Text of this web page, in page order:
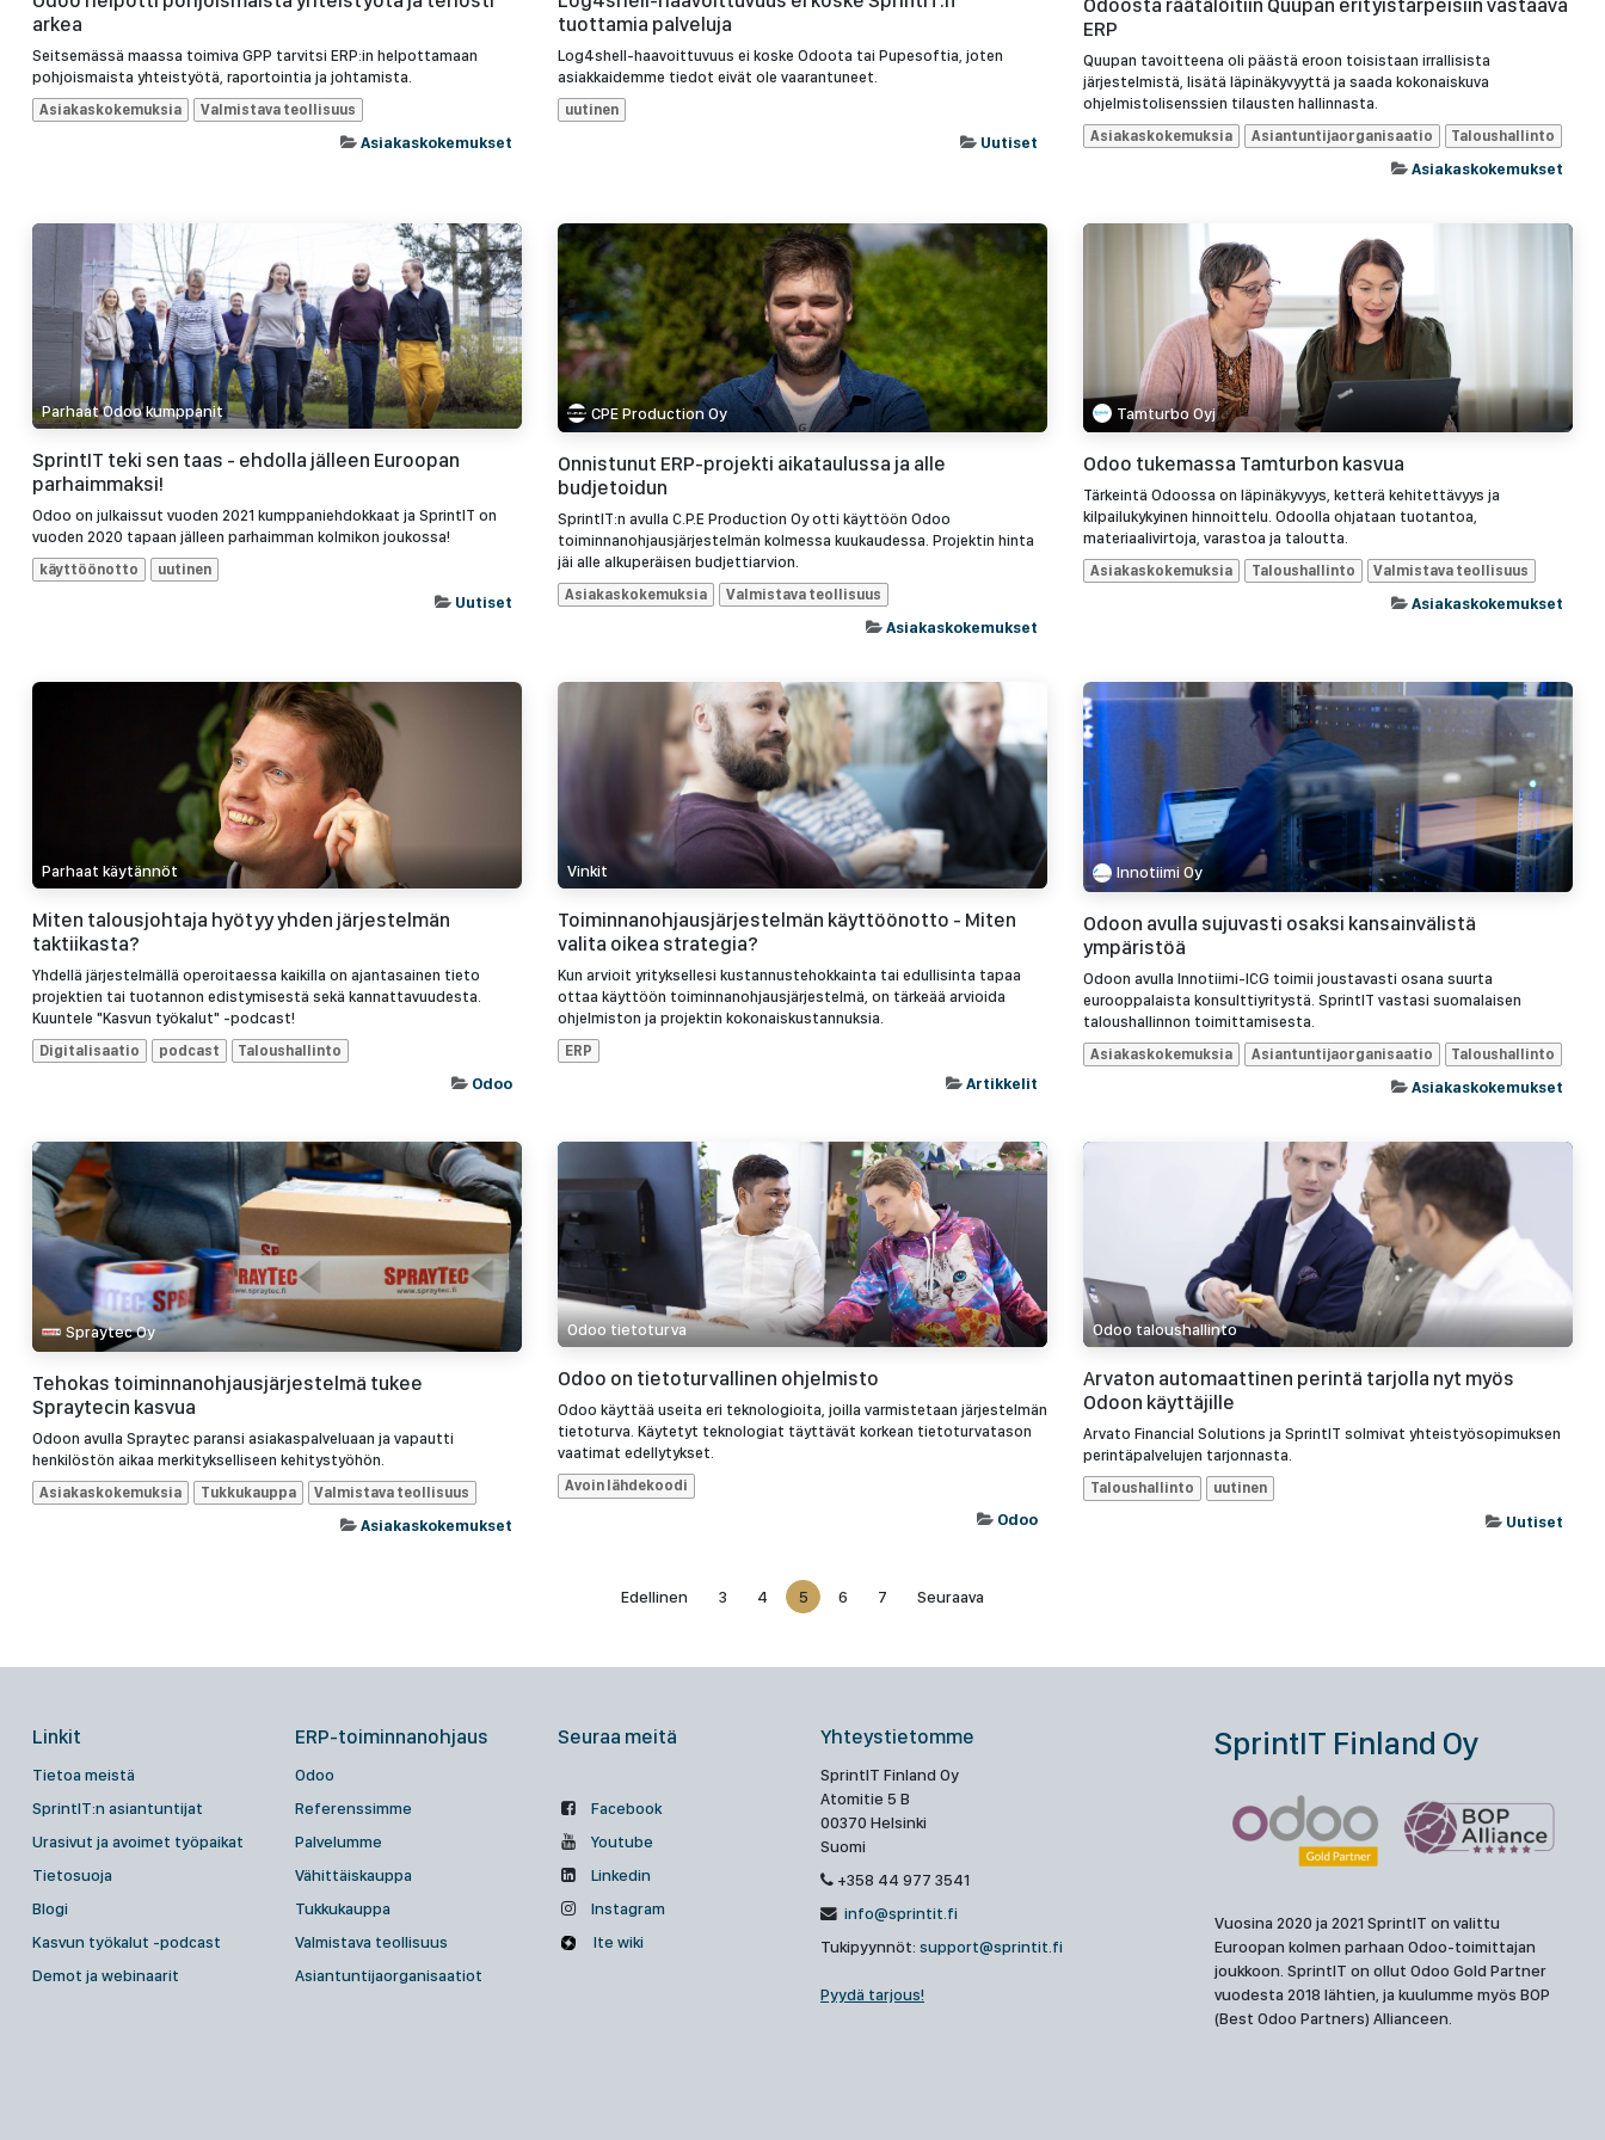
arkea
Seitsemässä maassa toimiva GPP tarvitsi ERP:in helpottamaan
pohjoismaista yhteistyötä, raportointia ja johtamista.
Asiakaskokemuksia
Valmistava teollisuus
Asiakaskokemukset
tuottamia palveluja
Log4shell-haavoittuvuus ei koske Odoota tai Pupesoftia, joten
asiakkaidemme tiedot eivät ole vaarantuneet.
uutinen
Uutiset
ERP
Quupan tavoitteena oli päästä eroon toisistaan irrallisista
järjestelmistä, lisätä läpinäkyvyyttä ja saada kokonaiskuva
ohjelmistolisenssien tilausten hallinnasta.
Asiakaskokemuksia
Asiantuntijaorganisaatio Taloushallinto
Asiakaskokemukset
Parhaat Odoo kumppanit
SprintIT teki sen taas - ehdolla jälleen Euroopan
parhaimmaksi!
Odoo on julkaissut vuoden 2021 kumppaniehdokkaat ja SprintIT on
vuoden 2020 tapaan jälleen parhaimman kolmikon joukossa!
käyttöönotto
uutinen
Uutiset
CPE Production Oy
Onnistunut ERP-projekti aikataulussa ja alle
budjetoidun
SprintIT:n avulla C.P.E Production Oy otti käyttöön Odoo
toiminnanohjausjärjestelmän kolmessa kuukaudessa. Projektin hinta
jäi alle alkuperäisen budjettiarvion.
Asiakaskokemuksia
Valmistava teollisuus
Asiakaskokemukset
Tamturbo Oyj
Odoo tukemassa Tamturbon kasvua
Tärkeintä Odoossa on läpinäkyvyys, ketterä kehitettävyys ja
kilpailukykyinen hinnoittelu. Odoolla ohjataan tuotantoa,
materiaalivirtoja, varastoa ja taloutta.
Asiakaskokemuksia
Taloushallinto Valmistava teollisuus
Asiakaskokemukset
Parhaat käytännöt
Miten talousjohtaja hyötyy yhden järjestelmän
taktiikasta?
Yhdellä järjestelmällä operoitaessa kaikilla on ajantasainen tieto
projektien tai tuotannon edistymisestä sekä kannattavuudesta.
Kuuntele "Kasvun työkalut" -podcast!
Digitalisaatio
podcast Taloushallinto
Odoo
Vinkit
Toiminnanohjausjärjestelmän käyttöönotto - Miten
valita oikea strategia?
Kun arvioit yrityksellesi kustannustehokkainta tai edullisinta tapaa
ottaa käyttöön toiminnanohjausjärjestelmä, on tärkeää arvioida
ohjelmiston ja projektin kokonaiskustannuksia.
ERP
Artikkelit
Innotiimi Oy
Odoon avulla sujuvasti osaksi kansainvälistä
ympäristöä
Odoon avulla Innotiimi-ICG toimii joustavasti osana suurta
eurooppalaista konsulttiyritystä. SprintIT vastasi suomalaisen
taloushallinnon toimittamisesta.
Asiakaskokemuksia
Asiantuntijaorganisaatio Taloushallinto
Asiakaskokemukset
Spraytec Oy
Tehokas toiminnanohjausjärjestelmä tukee
Spraytecin kasvua
Odoon avulla Spraytec paransi asiakaspalveluaan ja vapautti
henkilöstön aikaa merkitykselliseen kehitystyöhön.
Asiakaskokemuksia
Tukkukauppa Valmistava teollisuus
Asiakaskokemukset
Odoo tietoturva
Odoo on tietoturvallinen ohjelmisto
Odoo käyttää useita eri teknologioita, joilla varmistetaan järjestelmän
tietoturva. Käytetyt teknologiat täyttävät korkean tietoturvatason
vaatimat edellytykset.
Avoin lähdekoodi
Odoo
Odoo taloushallinto
Arvaton automaattinen perintä tarjolla nyt myös
Odoon käyttäjille
Arvato Financial Solutions ja SprintIT solmivat yhteistyösopimuksen
perintäpalvelujen tarjonnasta.
Taloushallinto
uutinen
Uutiset
Edellinen 3 4 5 6 7 Seuraava
Linkit
Tietoa meistä
SprintIT:n asiantuntijat
Urasivut ja avoimet työpaikat
Tietosuoja
Blogi
Kasvun työkalut -podcast
Demot ja webinaarit
ERP-toiminnanohjaus
Odoo
Referenssimme
Palvelumme
Vähittäiskauppa
Tukkukauppa
Valmistava teollisuus
Asiantuntijaorganisaatiot
Seuraa meitä
Facebook
Youtube
Linkedin
Instagram
Ite wiki
Yhteystietomme
SprintIT Finland Oy
Atomitie 5 B
00370 Helsinki
Suomi
+358 44 977 3541
info@sprintit.fi
Tukipyynnöt: support@sprintit.fi
Pyydä tarjous!
SprintIT Finland Oy
Vuosina 2020 ja 2021 SprintIT on valittu
Euroopan kolmen parhaan Odoo-toimittajan
joukkoon. SprintIT on ollut Odoo Gold Partner
vuodesta 2018 lähtien, ja kuulumme myös BOP
(Best Odoo Partners) Allianceen.